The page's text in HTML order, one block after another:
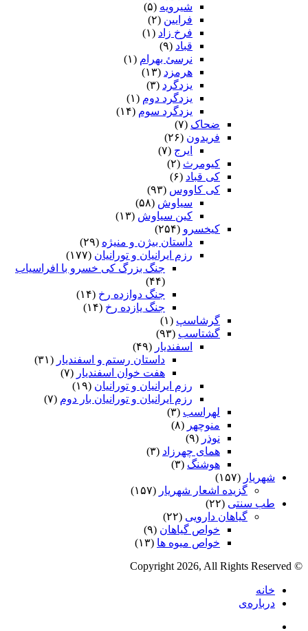
شیرویه (۵)
فرایین (۲)
فرخ زاد (۱)
قباد (۹)
نرسئ بهرام‏ (۱)
هرمزد (۱۳)
یزدگرد (۳)
یزدگرد دوم (۱)
یزدگرد سوم (۱۴)
ضحاک (۷)
فریدون (۲۶)
ایرج (۷)
کیومرث (۲)
کی قباد (۶)
کی کاووس (۹۳)
سیاوش (۵۸)
کین سیاوش (۱۳)
کیخسرو (۲۵۴)
داستان بیژن و منیژه (۲۹)
رزم ایرانیان و تورانیان (۱۷۷)
جنگ بزرگ کی خسرو با افراسیاب
(۴۴)
جنگ دوازده رخ (۱۴)
جنگ یازده رخ (۱۴)
گرشاسپ (۱)
گشتاسب (۹۳)
اسفندیار (۴۹)
داستان رستم و اسفندیار (۳۱)
هفت خوان اسفندیار (۷)
رزم ایرانیان و تورانیان (۱۹)
رزم ایرانیان و تورانیان بار دوم (۷)
لهراسب (۳)
منوچهر (۸)
نوذر (۹)
هماى چهرزاد (۳)
هوشنگ (۳)
شهریار (۱۵۷)
گزیده اشعار شهریار (۱۵۷)
طب سنتی (۲۲)
گیاهان دارویی (۲۲)
خواص گیاهان (۹)
خواص میوه ها (۱۳)
© Copyright 2026, All Rights Reserved
خانه
درباره‌ی